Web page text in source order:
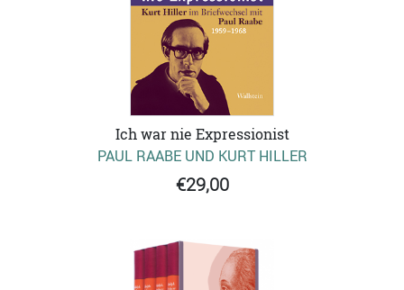
Ich war nie Expressionist
PAUL RAABE UND KURT HILLER
€29,00